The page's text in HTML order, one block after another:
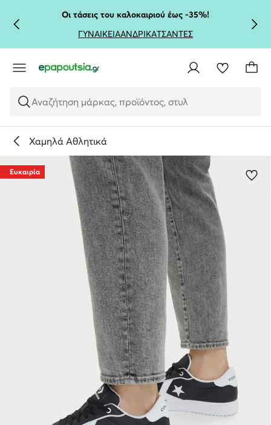
ΜΕΤΆΒΑΣΗ ΣΤΟ ΚΎΡΙΟ ΠΕΡΙΕΧΌΜΕΝΟ
ΜΕΤΆΒΑΣΗ ΣΤΗΝ ΑΝΑΖΉΤΗΣΗ
Οι τάσεις του καλοκαιριού έως -35%!
ΓΥΝΑΙΚΕΙΑΑΝΔΡΙΚΑΤΣΑΝΤΕΣ
Αναζήτηση μάρκας, προϊόντος, στυλ
Χαμηλά Αθλητικά
Ευκαιρία